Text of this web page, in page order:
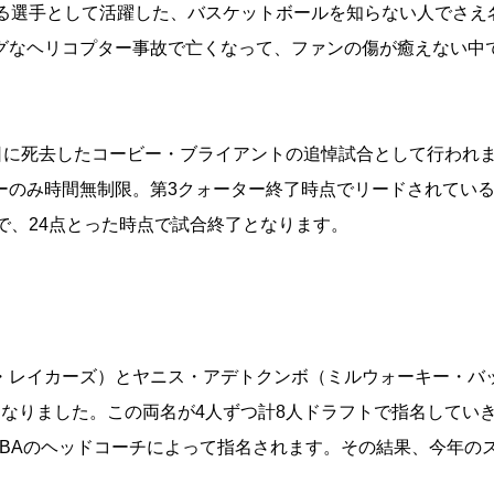
手として活躍した、バスケットボールを知らない人でさえ
リコプター事故で亡くなって、ファンの傷が癒えない中
死去したコービー・ブライアントの追悼試合として行われま
み時間無制限。第3クォーター終了時点でリードされてい
24点とった時点で試合終了となります。
イカーズ）とヤニス・アデトクンボ（ミルウォーキー・バ
りました。この両名が4人ずつ計8人ドラフトで指名してい
のヘッドコーチによって指名されます。その結果、今年の